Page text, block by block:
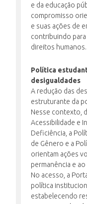
CONTATO
e da educação
compromisso
e suas ações de
contribuindo
direitos humanos.
Política
desigualdades
A redução das
estruturante da
Nesse contexto,
Acessibilidade e
Deficiência, a
de Gênero e a
orientam ações
permanência e
No acesso, a
política
estabelecendo